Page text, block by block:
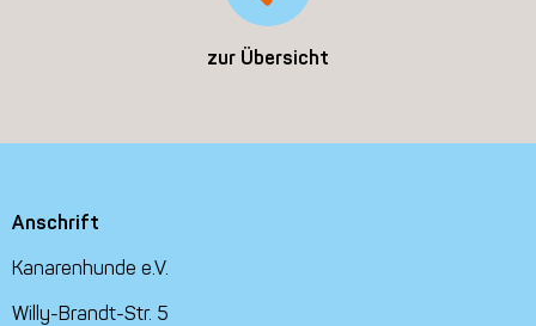
zur Übersicht
Anschrift
Kanarenhunde e.V.
Willy-Brandt-Str. 5